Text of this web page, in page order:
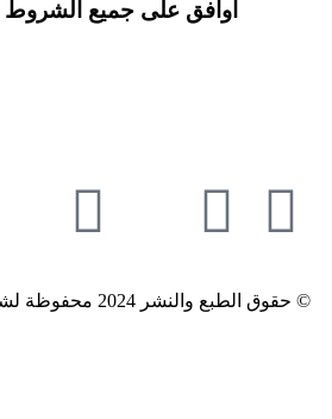
أوافق على جميع
© حقوق الطبع والنشر 2024 محفوظة لشركة Around World